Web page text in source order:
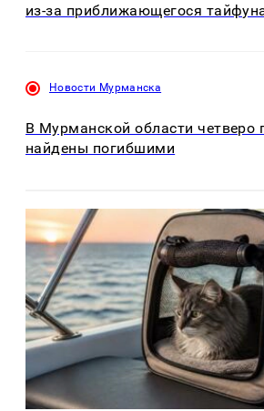
из-за приближающегося
Новости Мурманска
В Мурманской области четверо
найдены погибшими